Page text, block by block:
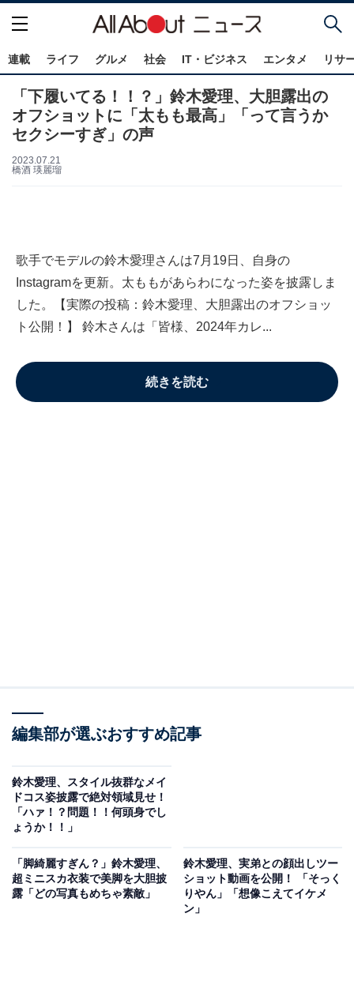
連載 ライフ グルメ 社会 IT・ビジネス エンタメ リサ
「下履いてる！！？」鈴木愛理、大胆露出の
オフショットに「太もも最高」「って言うか
セクシーすぎ」の声
2023.07.21
橋酒 瑛麗瑠
歌手でモデルの鈴木愛理さんは7月19日、自身の
Instagramを更新。太ももがあらわになった姿を披露しま
した。【実際の投稿：鈴木愛理、大胆露出のオフショッ
ト公開！】 鈴木さんは「皆様、2024年カレ...
続きを読む
編集部が選ぶおすすめ記事
鈴木愛理、スタイル抜群なメイ
ドコス姿披露で絶対領域見せ！
「ハァ！？問題！！何頭身でし
ょうか！！」
「脚綺麗すぎん？」鈴木愛理、
超ミニスカ衣装で美脚を大胆披
露「どの写真もめちゃ素敵」
鈴木愛理、実弟との顔出しツー
ショット動画を公開！ 「そっく
りやん」「想像こえてイケメ
ン」